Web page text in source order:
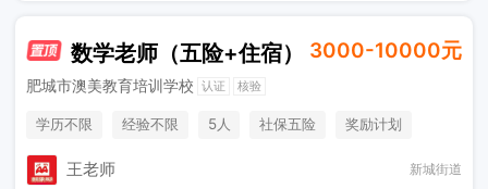
数学老师（五险+住宿） 3000-10000元
肥城市澳美教育培训学校 认证 核验
学历不限 经验不限 5人 社保五险 奖励计划
王老师 新城街道